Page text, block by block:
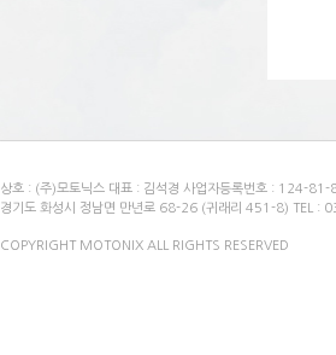
상호 : (주)모토닉스 대표 : 김석경 사업자등록번호 : 124-
경기도 화성시 정남면 만년로 68-26 (귀래리 451-8)
COPYRIGHT MOTONIX ALL RIGHTS RESERVED